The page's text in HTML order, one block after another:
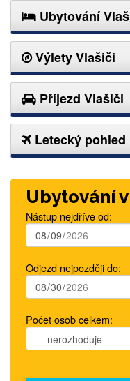
Ubytování
Výlety Vlašiči
Příjezd Vlašiči
Letecký pohled
Ubytování
Nástup nejdříve od:
Odjezd nejpozději do:
Počet osob celkem: